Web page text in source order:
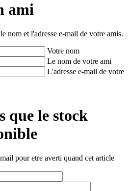
ami
nom et l'adresse e-mail de votre amis.
Votre nom
Le nom de votre ami
L'adresse e-mail de votre
que le stock
pour etre averti quand cet article